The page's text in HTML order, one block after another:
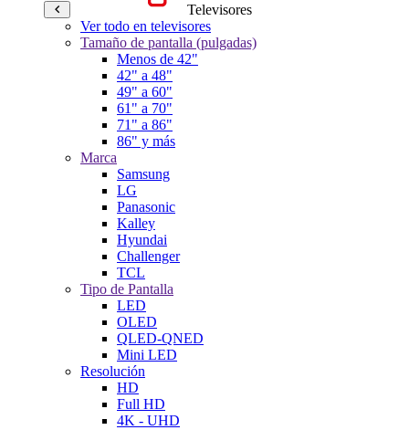
Televisores
Ver todo en televisores
Tamaño de pantalla (pulgadas)
Menos de 42"
42" a 48"
49" a 60"
61" a 70"
71" a 86"
86" y más
Marca
Samsung
LG
Panasonic
Kalley
Hyundai
Challenger
TCL
Tipo de Pantalla
LED
OLED
QLED-QNED
Mini LED
Resolución
HD
Full HD
4K - UHD